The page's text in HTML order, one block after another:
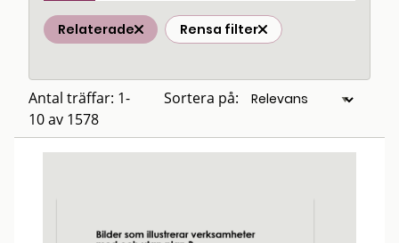
Relaterade Rensa filter
Antal träffar: 1-
10 av 1578
Sortera på: